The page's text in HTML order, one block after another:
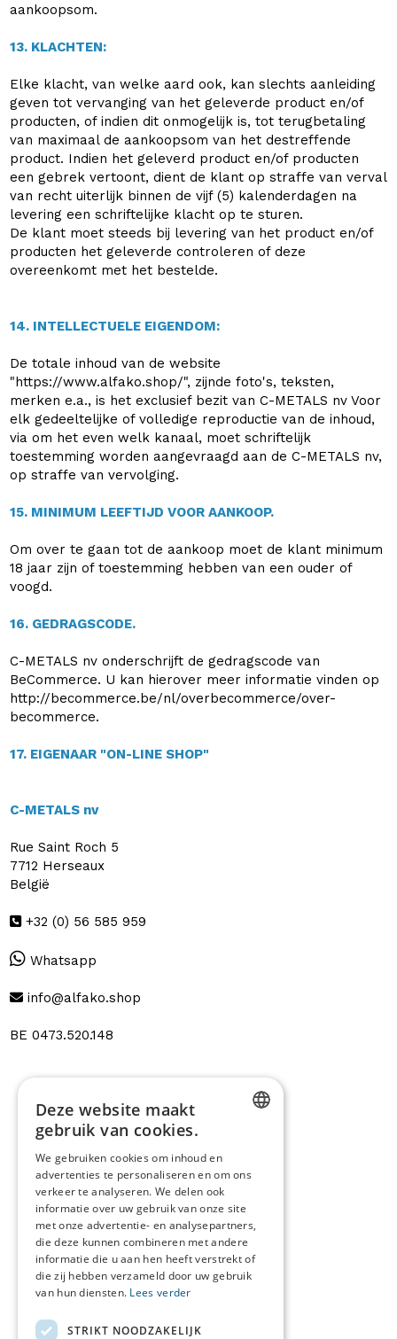
aankoopsom.
13. KLACHTEN:
Elke klacht, van welke aard ook, kan slechts aanleiding
geven tot vervanging van het geleverde product en/of
producten, of indien dit onmogelijk is, tot terugbetaling
van maximaal de aankoopsom van het destreffende
product. Indien het geleverd product en/of producten
een gebrek vertoont, dient de klant op straffe van verval
van recht uiterlijk binnen de vijf (5) kalenderdagen na
levering een schriftelijke klacht op te sturen.
De klant moet steeds bij levering van het product en/of
producten het geleverde controleren of deze
overeenkomt met het bestelde.
14. INTELLECTUELE EIGENDOM:
De totale inhoud van de website
"https://www.alfako.shop/", zijnde foto's, teksten,
merken e.a., is het exclusief bezit van C-METALS nv Voor
elk gedeeltelijke of volledige reproductie van de inhoud,
via om het even welk kanaal, moet schriftelijk
toestemming worden aangevraagd aan de C-METALS nv,
op straffe van vervolging.
15. MINIMUM LEEFTIJD VOOR AANKOOP.
Om over te gaan tot de aankoop moet de klant minimum
18 jaar zijn of toestemming hebben van een ouder of
voogd.
16. GEDRAGSCODE.
C-METALS nv onderschrijft de gedragscode van
BeCommerce. U kan hierover meer informatie vinden op
http://becommerce.be/nl/overbecommerce/over-
becommerce.
17. EIGENAAR "ON-LINE SHOP"
C-METALS nv
Rue Saint Roch 5
7712 Herseaux
België
+32 (0) 56 585 959
Whatsapp
info@alfako.shop
BE 0473.520.148
FRENCH
ENGLISH
Deze website maakt
gebruik van cookies.
We gebruiken cookies om inhoud en
advertenties te personaliseren en om ons
verkeer te analyseren. We delen ook
informatie over uw gebruik van onze site
met onze advertentie- en analysepartners,
die deze kunnen combineren met andere
informatie die u aan hen heeft verstrekt of
die zij hebben verzameld door uw gebruik
van hun diensten. Lees verder
STRIKT NOODZAKELIJK